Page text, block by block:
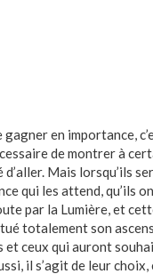
gagner en importance,
de montrer à
d’aller. Mais lorsqu’ils
qui les attend, qu’ils
par la Lumière, et
totalement son
et ceux qui auront
il s’agit de leur